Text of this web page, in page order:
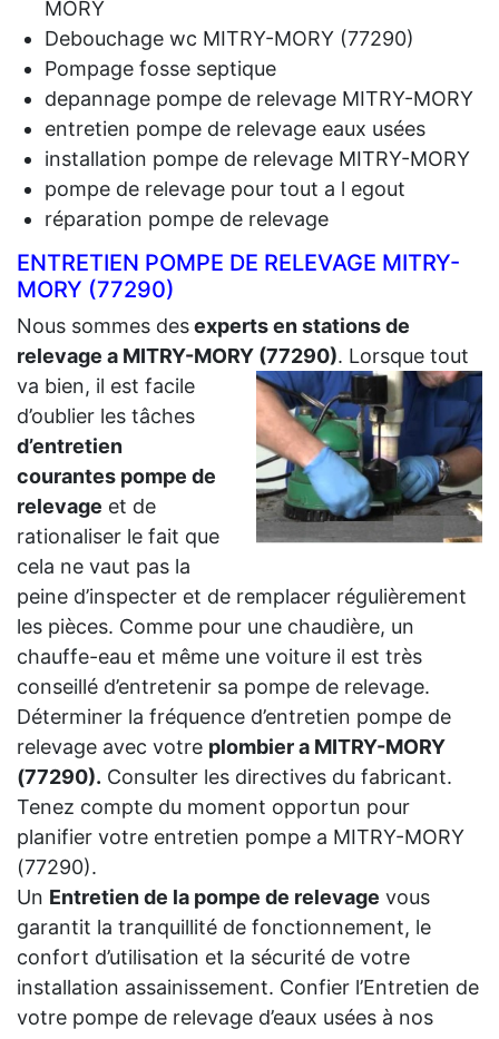
MORY
Debouchage wc MITRY-MORY (77290)
Pompage fosse septique
depannage pompe de relevage MITRY-MORY
entretien pompe de relevage eaux usées
installation pompe de relevage MITRY-MORY
pompe de relevage pour tout a l egout
réparation pompe de relevage
ENTRETIEN POMPE DE RELEVAGE MITRY-
MORY (77290)
Nous sommes desexperts en stations de
relevage a MITRY-MORY (77290). Lorsque tout
va bien, il est facile
d’oublier les tâches
d’entretien
courantes pompe de
relevage et de
rationaliser le fait que
cela ne vaut pas la
peine d’inspecter et de remplacer régulièrement
les pièces. Comme pour une chaudière, un
chauffe-eau et même une voiture il est très
conseillé d’entretenir sa pompe de relevage.
Déterminer la fréquence d’entretien pompe de
relevage avec votre plombier a MITRY-MORY
(77290). Consulter les directives du fabricant.
Tenez compte du moment opportun pour
planifier votre entretien pompe a MITRY-MORY
(77290).
Un Entretien de la pompe de relevage vous
garantit la tranquillité de fonctionnement, le
confort d’utilisation et la sécurité de votre
installation assainissement. Confier l’Entretien de
votre pompe de relevage d’eaux usées à nos